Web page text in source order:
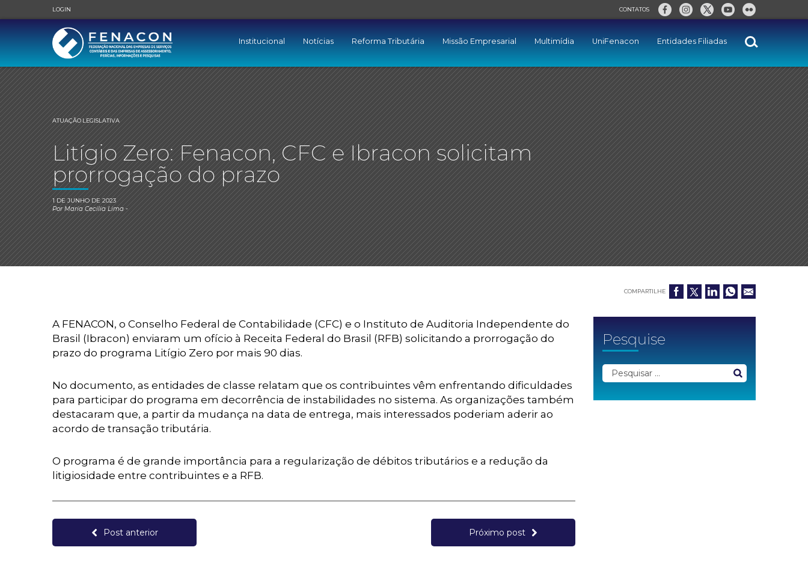
LOGIN CONTATOS
Institucional Notícias Reforma Tributária Missão Empresarial Multimídia UniFenacon Entidades Filiadas
ATUAÇÃO LEGISLATIVA
Litígio Zero: Fenacon, CFC e Ibracon solicitam
prorrogação do prazo
1 DE JUNHO DE 2023
PorMaria Cecilia Lima-
COMPARTILHE
A FENACON, o Conselho Federal de Contabilidade (CFC) e o Instituto de Auditoria Independente do
Brasil (Ibracon) enviaram um ofício à Receita Federal do Brasil (RFB) solicitando a prorrogação do
prazo do programa Litígio Zero por mais 90 dias.
No documento, as entidades de classe relatam que os contribuintes vêm enfrentando dificuldades
para participar do programa em decorrência de instabilidades no sistema. As organizações também
destacaram que, a partir da mudança na data de entrega, mais interessados poderiam aderir ao
acordo de transação tributária.
O programa é de grande importância para a regularização de débitos tributários e a redução da
litigiosidade entre contribuintes e a RFB.
Post anterior Próximo post
Pesquise